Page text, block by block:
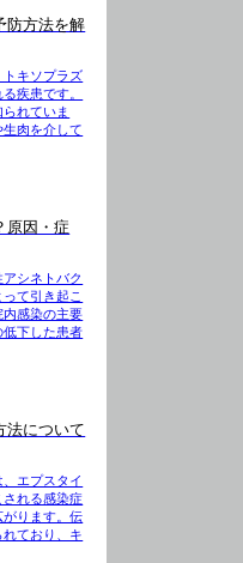
防方法を解
トキソプラズ
疾患です。
れていま
肉を介して
原因・症
シネトバク
て引き起こ
内感染の主要
低下した患者
法について
エプスタイ
される感染症
がります。伝
ており、キ